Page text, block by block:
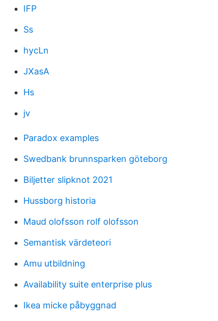
IFP
Ss
hycLn
JXasA
Hs
jv
Paradox examples
Swedbank brunnsparken göteborg
Biljetter slipknot 2021
Hussborg historia
Maud olofsson rolf olofsson
Semantisk värdeteori
Amu utbildning
Availability suite enterprise plus
Ikea micke påbyggnad